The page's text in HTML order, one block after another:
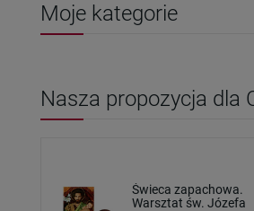
Moje kategorie
Nasza propozycja dla
Świeca zapachowa.
Warsztat św. Józefa